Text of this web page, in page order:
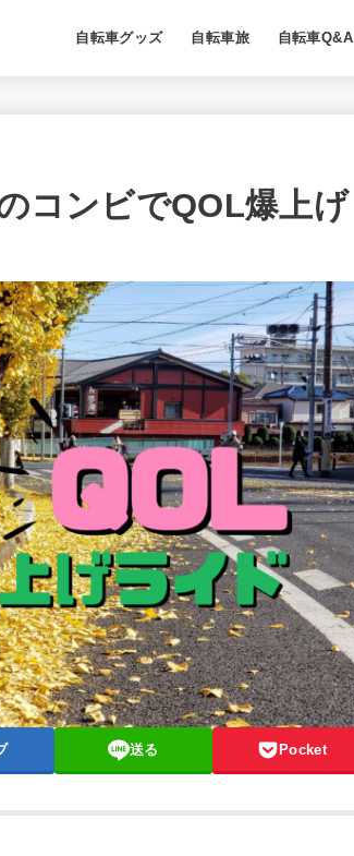
自転車グッズ 自転車旅 自転車Q&A
コンビでQOL爆上げ
送る Pocket